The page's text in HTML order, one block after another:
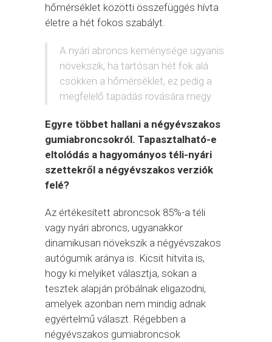
hőmérséklet közötti összefüggés hívta
életre a hét fokos szabályt.
A nyári abroncs keménysége ugyanis
növekszik, ha tartósan hét fok alá
csökken a hőmérséklet, ez pedig a
megfelelő tapadás rovására megy.
Egyre többet hallani a négyévszakos
gumiabroncsokról. Tapasztalható-e
eltolódás a hagyományos téli-nyári
szettekről a négyévszakos verziók
felé?
Az értékesített abroncsok 85%-a téli
vagy nyári abroncs, ugyanakkor
dinamikusan növekszik a négyévszakos
autógumik aránya is. Kicsit hitvita is,
hogy ki melyiket választja, sokan a
tesztek alapján próbálnak eligazodni,
amelyek azonban nem mindig adnak
egyértelmű választ. Régebben a
négyévszakos gumiabroncsok